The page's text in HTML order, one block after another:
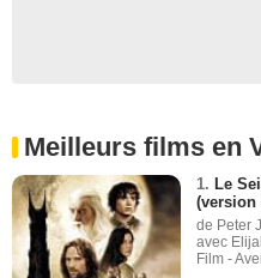
Meilleurs films en
1. Le
(version
de Peter
avec
Film -